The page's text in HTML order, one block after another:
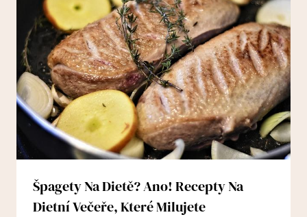
Špagety Na Dietě? Ano! Recepty Na
Dietní Večeře, Které Milujete